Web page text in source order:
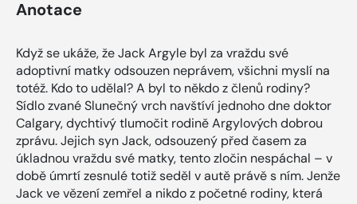
Anotace
Když se ukáže, že Jack Argyle byl za vraždu své
adoptivní matky odsouzen neprávem, všichni myslí na
totéž. Kdo to udělal? A byl to někdo z členů rodiny?
Sídlo zvané Slunečný vrch navštíví jednoho dne doktor
Calgary, dychtivý tlumočit rodině Argylových dobrou
zprávu. Jejich syn Jack, odsouzený před časem za
úkladnou vraždu své matky, tento zločin nespáchal – v
době úmrtí zesnulé totiž seděl v autě právě s ním. Jenže
Jack ve vězení zemřel a nikdo z početné rodiny, která